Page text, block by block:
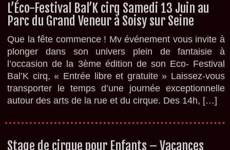
L’Éco-Festival Bal’K cirq Samedi 13 Juin au
Parc du Grand Veneur à Soisy sur Seine
Que la fête commence ! Mv événement vous invite à
plonger dans son univers plein de fantaisie à
l’occasion de la 3ème édition de son Eco- Festival
Bal’K cirq, « Entrée libre et gratuite » Laissez-vous
transporter le temps d’une journée exceptionnelle
autour des arts de la rue et du cirque. Des 14h, […]
Stage de cirque pour Enfants – Vacances